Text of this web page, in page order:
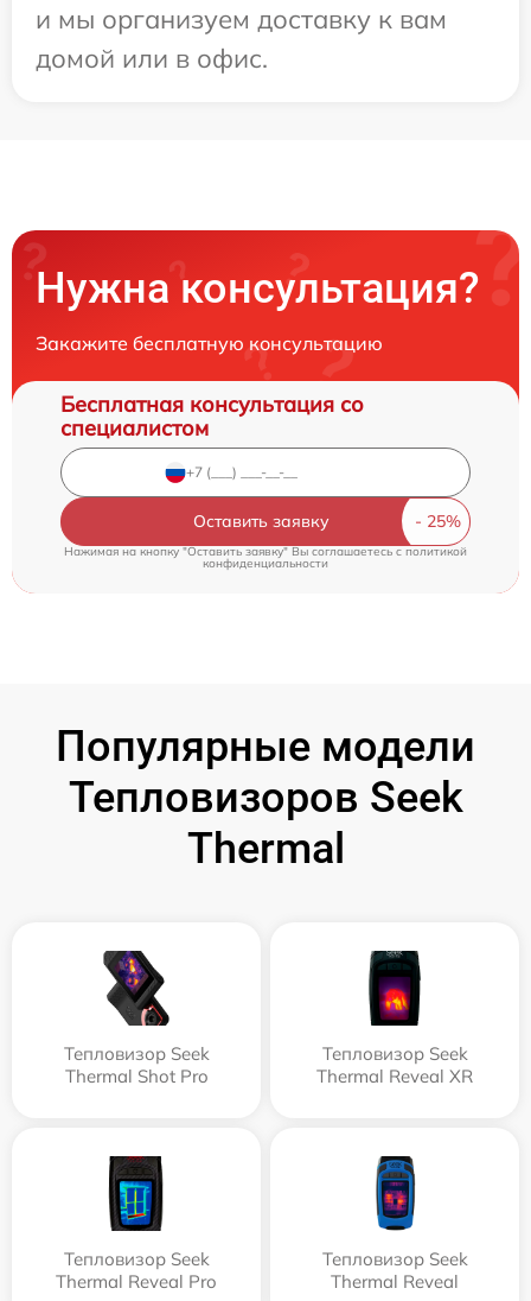
и мы организуем доставку к вам
домой или в офис.
Нужна консультация?
Закажите бесплатную консультацию
Бесплатная консультация со
специалистом
Оставить заявку
Нажимая на кнопку "Оставить заявку" Вы соглашаетесь cполитикой
конфиденциальности
Популярные модели
Тепловизоров Seek
Thermal
Тепловизор Seek
Thermal Shot Pro
Тепловизор Seek
Thermal Reveal XR
Тепловизор Seek
Thermal Reveal Pro
Тепловизор Seek
Thermal Reveal